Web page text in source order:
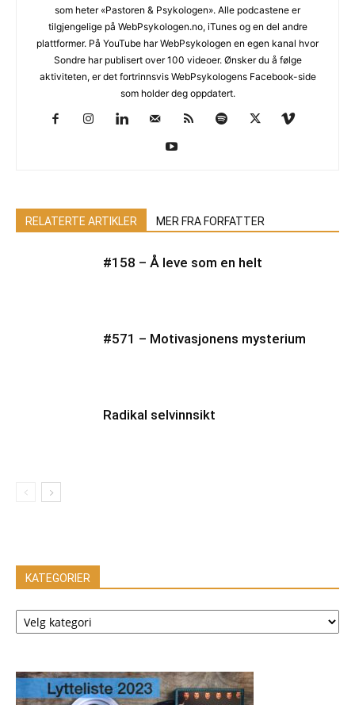
som heter «Pastoren & Psykologen». Alle podcastene er
tilgjengelige på WebPsykologen.no, iTunes og en del andre
plattformer. På YouTube har WebPsykologen en egen kanal hvor
Sondre har publisert over 100 videoer. Ønsker du å følge
aktiviteten, er det fortrinnsvis WebPsykologens Facebook-side
som holder deg oppdatert.
RELATERTE ARTIKLER MER FRA FORFATTER
#158 – Å leve som en helt
#571 – Motivasjonens mysterium
Radikal selvinnsikt
KATEGORIER
KATEGORIER